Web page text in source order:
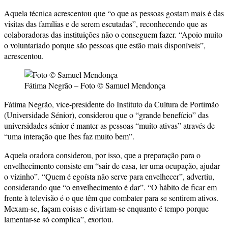
Aquela técnica acrescentou que “o que as pessoas gostam mais é das
visitas das famílias e de serem escutadas”, reconhecendo que as
colaboradoras das instituições não o conseguem fazer. “Apoio muito
o voluntariado porque são pessoas que estão mais disponíveis”,
acrescentou.
Fátima Negrão – Foto © Samuel Mendonça
Fátima Negrão, vice-presidente do Instituto da Cultura de Portimão
(Universidade Sénior), considerou que o “grande benefício” das
universidades sénior é manter as pessoas “muito ativas” através de
“uma interação que lhes faz muito bem”.
Aquela oradora considerou, por isso, que a preparação para o
envelhecimento consiste em “sair de casa, ter uma ocupação, ajudar
o vizinho”. “Quem é egoísta não serve para envelhecer”, advertiu,
considerando que “o envelhecimento é dar”. “O hábito de ficar em
frente à televisão é o que têm que combater para se sentirem ativos.
Mexam-se, façam coisas e divirtam-se enquanto é tempo porque
lamentar-se só complica”, exortou.